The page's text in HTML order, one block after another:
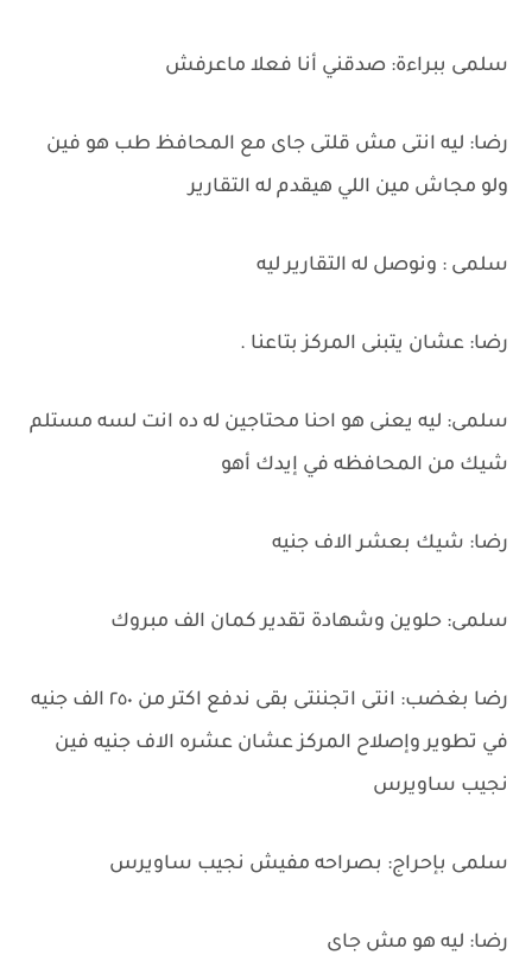
سلمى ببراءة: صدقني أنا فعلا ماعرفش
رضا: ليه انتى مش قلتى جاى مع المحافظ طب هو فين
ولو مجاش مين اللي هيقدم له التقارير
سلمى : ونوصل له التقارير ليه
رضا: عشان يتبنى المركز بتاعنا .
سلمى: ليه يعنى هو احنا محتاجين له ده انت لسه مستلم
شيك من المحافظه في إيدك أهو
رضا: شيك بعشر الاف جنيه
سلمى: حلوين وشهادة تقدير كمان الف مبروك
رضا بغضب: انتى اتجننتى بقى ندفع اكتر من ٢٥٠ الف جنيه
في تطوير وإصلاح المركز عشان عشره الاف جنيه فين
نجيب ساويرس
سلمى بإحراج: بصراحه مفيش نجيب ساويرس
رضا: ليه هو مش جاى